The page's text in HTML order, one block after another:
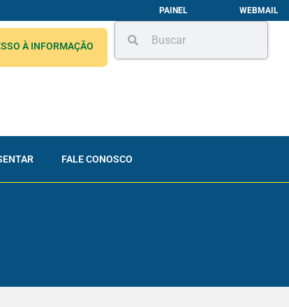
PAINEL WEBMAIL
À INFORMAÇÃO
FALE CONOSCO